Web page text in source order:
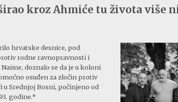
kroz Ahmiće tu života više
hrvatske desnice, pod
rodne ravnopravnosti i
doznalo se da je u koloni
osuđen za zločin protiv
Srednjoj Bosni, počinjeno od
godine.*